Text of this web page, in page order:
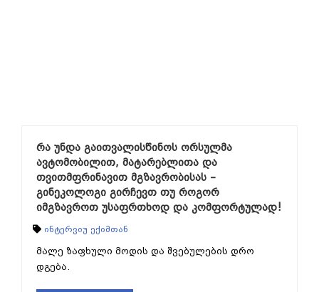
რა უნდა გაითვალისწინოს ორსულმა
ავტომობილით, მატარებლითა და
თვითმფრინავით მგზავრობისას –
გინეკოლოგი გირჩევთ თუ როგორ
იმგზავროთ უსაფრთხოდ და კომფორტულად!
ინტერვიუ ექიმთან
მალე ზაფხული მოდის და შვებულების დრო
დგება.